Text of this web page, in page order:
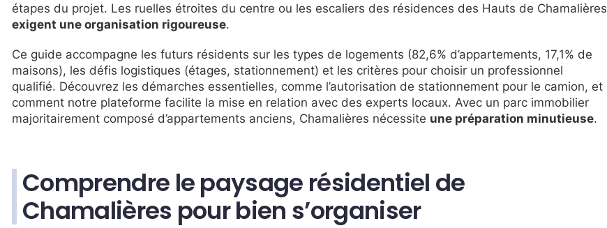
étapes du projet. Les ruelles étroites du centre ou les escaliers des résidences des Hauts de Chamalières
exigent une organisation rigoureuse.
Ce guide accompagne les futurs résidents sur les types de logements (82,6% d’appartements, 17,1% de
maisons), les défis logistiques (étages, stationnement) et les critères pour choisir un professionnel
qualifié. Découvrez les démarches essentielles, comme l’autorisation de stationnement pour le camion, et
comment notre plateforme facilite la mise en relation avec des experts locaux. Avec un parc immobilier
majoritairement composé d’appartements anciens, Chamalières nécessite une préparation minutieuse.
Comprendre le paysage résidentiel de
Chamalières pour bien s’organiser